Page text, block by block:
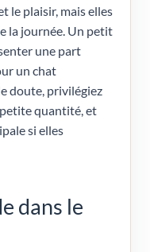
le plaisir, mais elles
la journée. Un petit
une part
un chat
doute, privilégiez
quantité, et
si elles
dans le